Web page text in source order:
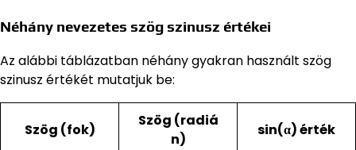
Néhány nevezetes szög szinusz értékei
Az alábbi táblázatban néhány gyakran használt szög
szinusz értékét mutatjuk be:
Szög (fok)
Szög (radiá
n)
sin(α) érték